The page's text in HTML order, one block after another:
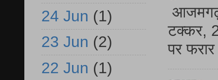
आजमगढ़
टक्कर,
पर
24 Jun (1)
23 Jun (2)
22 Jun (1)